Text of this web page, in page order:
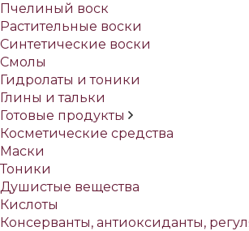
Пчелиный воск
Растительные воски
Синтетические воски
Смолы
Гидролаты и тоники
Глины и тальки
Готовые продукты
Косметические средства
Маски
Тоники
Душистые вещества
Кислоты
Консерванты, антиоксиданты,